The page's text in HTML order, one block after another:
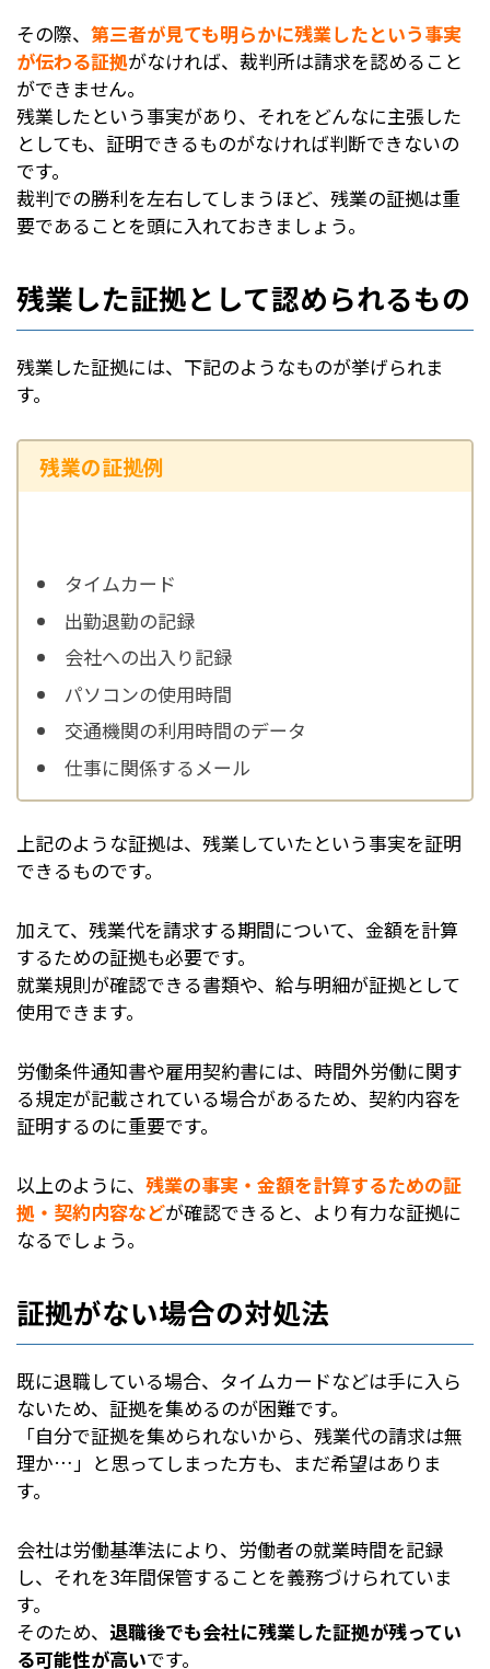
その際、 第三者が見ても明らかに残業したという事実
が伝わる証拠がなければ、裁判所は請求を認めること
ができません。
残業したという事実があり、それをどんなに主張した
としても、証明できるものがなければ判断できないの
です。
裁判での勝利を左右してしまうほど、残業の証拠は重
要であることを頭に入れておきましょう。
残業した証拠として認められるもの
残業した証拠には、下記のようなものが挙げられま
す。
残業の証拠例
タイムカード
出勤退勤の記録
会社への出入り記録
パソコンの使用時間
交通機関の利用時間のデータ
仕事に関係するメール
上記のような証拠は、残業していたという事実を証明
できるものです。
加えて、残業代を請求する期間について、金額を計算
するための証拠も必要です。
就業規則が確認できる書類や、給与明細が証拠として
使用できます。
労働条件通知書や雇用契約書には、時間外労働に関す
る規定が記載されている場合があるため、契約内容を
証明するのに重要です。
以上のように、 残業の事実・金額を計算するための証
拠・契約内容などが確認できると、より有力な証拠に
なるでしょう。
証拠がない場合の対処法
既に退職している場合、タイムカードなどは手に入ら
ないため、証拠を集めるのが困難です。
「自分で証拠を集められないから、残業代の請求は無
理か…」と思ってしまった方も、まだ希望はありま
す。
会社は労働基準法により、労働者の就業時間を記録
し、それを3年間保管することを義務づけられていま
す。
そのため、 退職後でも会社に残業した証拠が残ってい
る可能性が高いです。